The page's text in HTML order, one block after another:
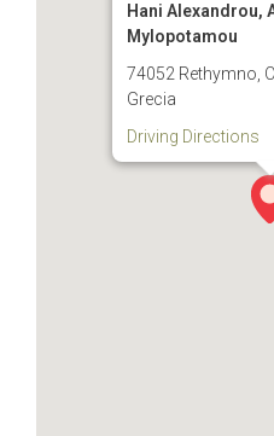
Hani Alexandrou,
Mylopotamou
74052 Rethymno,
Grecia
Driving Directions